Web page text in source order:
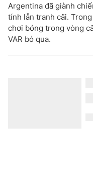
Argentina đã giành
tính lẫn tranh cãi.
chơi bóng trong vòng
VAR bỏ qua.